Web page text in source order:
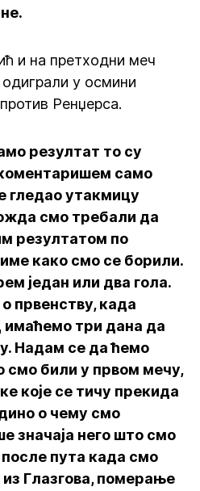
и на претходни меч
у осмини
Ренџерса.
резултат то су
само
гледао утакмицу
смо требали да
резултатом по
како смо се борили.
један или два гола.
првенству, када
три дана да
Надам се да ћемо
смо били у првом мечу,
које се тичу прекида
о чему смо
значаја него што смо
пута када смо
из Глазгова, померање